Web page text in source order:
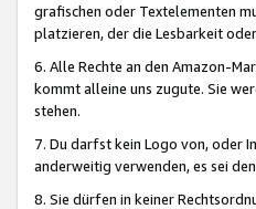
grafischen oder Textelementen
platzieren, der die Lesbarkeit
6. Alle Rechte an den Amazon-
kommt alleine uns zugute. Sie
stehen.
7. Du darfst kein Logo von, oder
anderweitig verwenden, es sei
8. Sie dürfen in keiner